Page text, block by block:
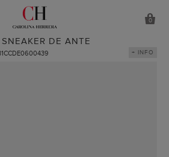
0
DE ANTE
+ INFO